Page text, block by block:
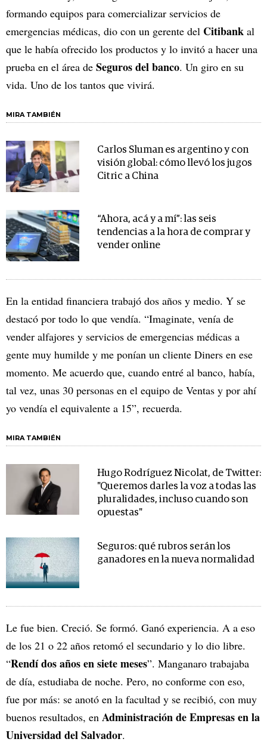
formando equipos para comercializar servicios de
emergencias médicas, dio con un gerente del Citibank al
que le había ofrecido los productos y lo invitó a hacer una
prueba en el área de Seguros del banco. Un giro en su
vida. Uno de los tantos que vivirá.
MIRA TAMBIÉN
Carlos Sluman es argentino y con
visión global: cómo llevó los jugos
Citric a China
“Ahora, acá y a mí”: las seis
tendencias a la hora de comprar y
vender online
En la entidad financiera trabajó dos años y medio. Y se
destacó por todo lo que vendía. “Imaginate, venía de
vender alfajores y servicios de emergencias médicas a
gente muy humilde y me ponían un cliente Diners en ese
momento. Me acuerdo que, cuando entré al banco, había,
tal vez, unas 30 personas en el equipo de Ventas y por ahí
yo vendía el equivalente a 15”, recuerda.
MIRA TAMBIÉN
Hugo Rodríguez Nicolat, de Twitter:
"Queremos darles la voz a todas las
pluralidades, incluso cuando son
opuestas"
Seguros: qué rubros serán los
ganadores en la nueva normalidad
Le fue bien. Creció. Se formó. Ganó experiencia. A a eso
de los 21 o 22 años retomó el secundario y lo dio libre.
“Rendí dos años en siete meses”. Manganaro trabajaba
de día, estudiaba de noche. Pero, no conforme con eso,
fue por más: se anotó en la facultad y se recibió, con muy
buenos resultados, en Administración de Empresas en la
Universidad del Salvador.